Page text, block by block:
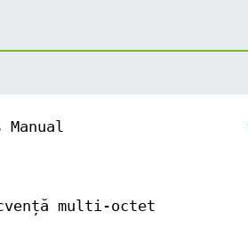
multi-octet